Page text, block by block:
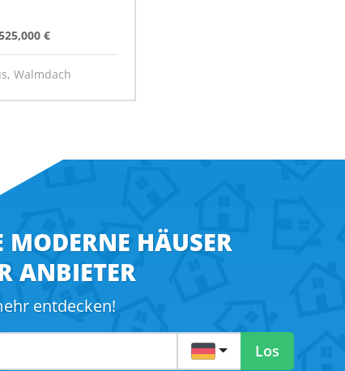
€
Walmdach
MODERNE HÄUSER
ANBIETER
entdecken!
DE Los